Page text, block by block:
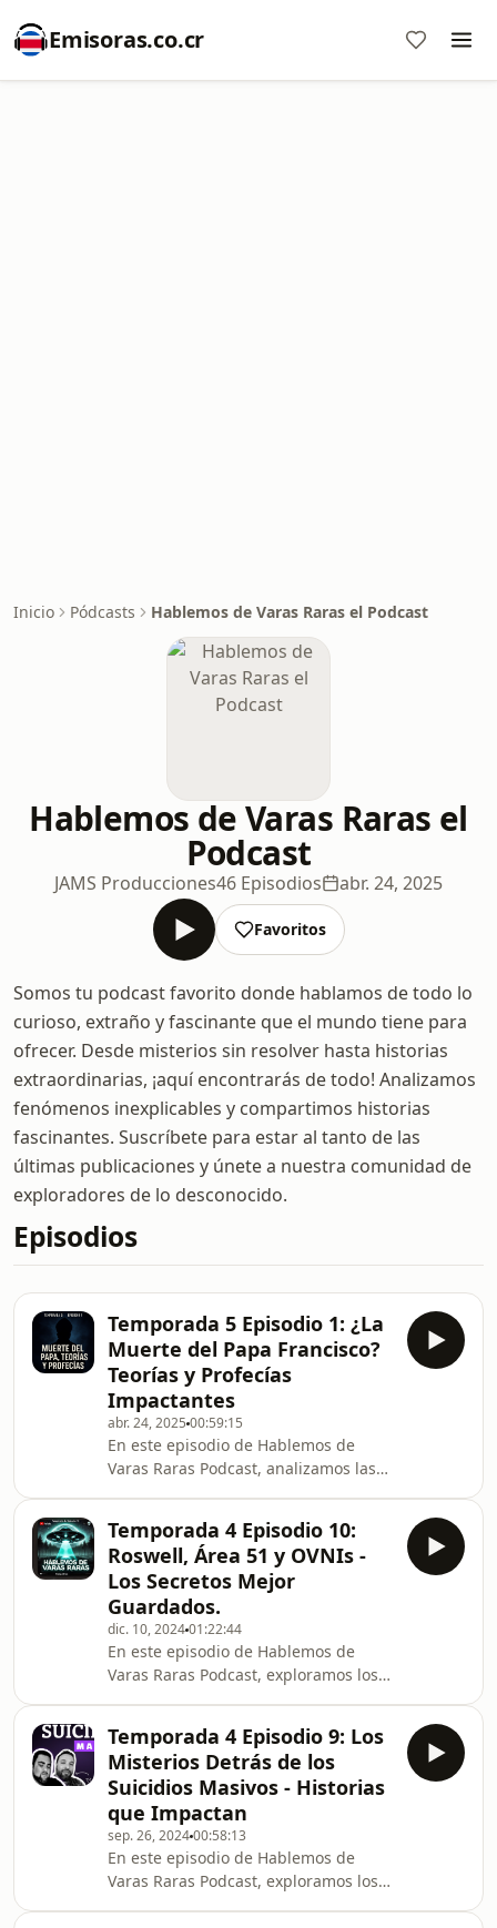
Emisoras.co.cr
Inicio Pódcasts Hablemos de Varas Raras el Podcast
Hablemos de Varas Raras el
Podcast
JAMS Producciones46 Episodios abr. 24, 2025
Favoritos
Somos tu podcast favorito donde hablamos de todo lo
curioso, extraño y fascinante que el mundo tiene para
ofrecer. Desde misterios sin resolver hasta historias
extraordinarias, ¡aquí encontrarás de todo! Analizamos
fenómenos inexplicables y compartimos historias
fascinantes. Suscríbete para estar al tanto de las
últimas publicaciones y únete a nuestra comunidad de
exploradores de lo desconocido.
Episodios
Temporada 5 Episodio 1: ¿La
Muerte del Papa Francisco?
Teorías y Profecías
Impactantes
abr. 24, 2025 00:59:15
En este episodio de Hablemos de
Varas Raras Podcast, analizamos las
¿Qué dice la profecía del último Papa?
¿Quién es el Papa Negro?
Acompáñanos a descubrir los
secretos detrás de uno de los temas
más controversiales del Vaticano.
Temporada 4 Episodio 10:
Roswell, Área 51 y OVNIs -
Los Secretos Mejor
Guardados.
dic. 10, 202401:22:44
En este episodio de Hablemos de
Varas Raras Podcast, exploramos los
Roswell hasta los secretos del Área
51, descubre teorías, conspiraciones y
avistamientos que han fascinado al
mundo por décadas. Acompáñanos
en este viaje hacia lo desconocido.
Temporada 4 Episodio 9: Los
Misterios Detrás de los
Suicidios Masivos - Historias
que Impactan
sep. 26, 202400:58:13
En este episodio de Hablemos de
Varas Raras Podcast, exploramos los